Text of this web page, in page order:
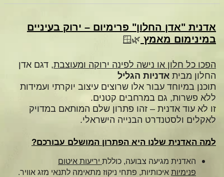
אדנית "אדן החלון" פרימיום – ירוק בעיניים
במינימום מאמץ 🌿🪟
הפכו כל חלון או נישה לפינה ירוקה ומעוצבת, דגם אדן
החלון מבית אדניות הגליל
תוכנן במיוחד עבור אלו שרוצים עיצוב יוקרתי ועמידות
ללא פשרות, גם במרחבים קטנים.
זו לא עוד אדנית – זהו פתרון שלם המותאם במדויק
לאקלים ולסטנדרט הבנייה הישראלי.
למה האדנית שלנו היא הפתרון המושלם עבורכם?
האדנית מגיעה צבועה, כוללת יריעות איטום
פנימיות איכותיות, פתחי ניקוז מתאימה לתנאי מזג אוויר.